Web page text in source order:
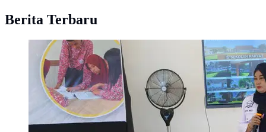
Berita Terbaru